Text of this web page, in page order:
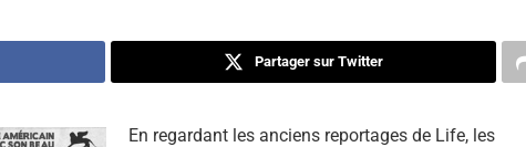
Partager sur Twitter
En regardant les anciens reportages de Life, les